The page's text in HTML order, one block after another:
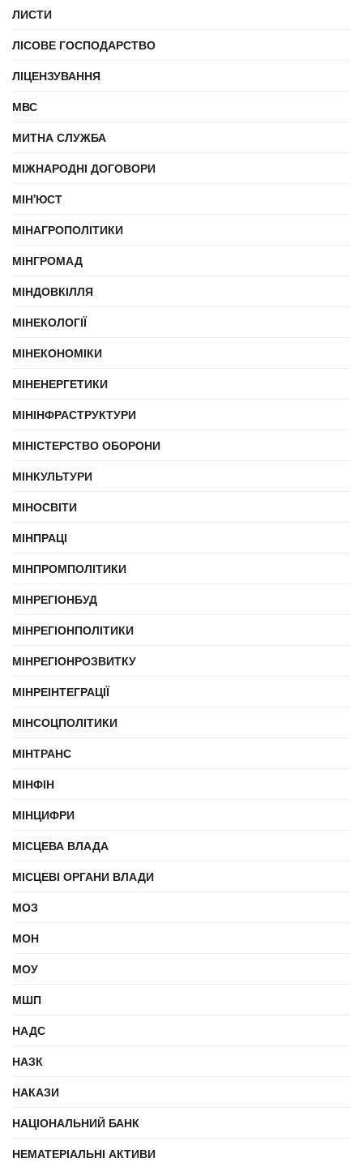
ЛИСТИ
ЛІСОВЕ ГОСПОДАРСТВО
ЛІЦЕНЗУВАННЯ
МВС
МИТНА СЛУЖБА
МІЖНАРОДНІ ДОГОВОРИ
МІН'ЮСТ
МІНАГРОПОЛІТИКИ
МІНГРОМАД
МІНДОВКІЛЛЯ
МІНЕКОЛОГІЇ
МІНЕКОНОМІКИ
МІНЕНЕРГЕТИКИ
МІНІНФРАСТРУКТУРИ
МІНІСТЕРСТВО ОБОРОНИ
МІНКУЛЬТУРИ
МІНОСВІТИ
МІНПРАЦІ
МІНПРОМПОЛІТИКИ
МІНРЕГІОНБУД
МІНРЕГІОНПОЛІТИКИ
МІНРЕГІОНРОЗВИТКУ
МІНРЕІНТЕГРАЦІЇ
МІНСОЦПОЛІТИКИ
МІНТРАНС
МІНФІН
МІНЦИФРИ
МІСЦЕВА ВЛАДА
МІСЦЕВІ ОРГАНИ ВЛАДИ
МОЗ
МОН
МОУ
МШП
НАДС
НАЗК
НАКАЗИ
НАЦІОНАЛЬНИЙ БАНК
НЕМАТЕРІАЛЬНІ АКТИВИ